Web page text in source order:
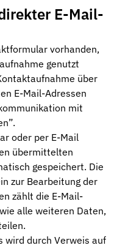
E-Mail-
vorhanden,
genutzt
über
E-Mail-Adressen
mit
oder per E-Mail
übermittelten
gespeichert. Die
zur Bearbeitung der
zählt die E-Mail-
alle weiteren Daten,
wird durch Verweis auf